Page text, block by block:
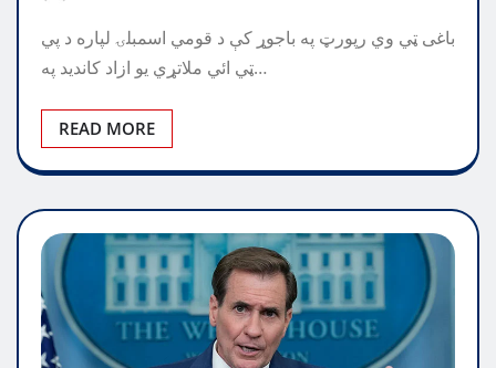
باغی ټي وي رپورټ په باجوړ کې د قومي اسمبلۍ لپاره د پي
ټي ائي ملاتړي يو ازاد کانديد په…
READ MORE